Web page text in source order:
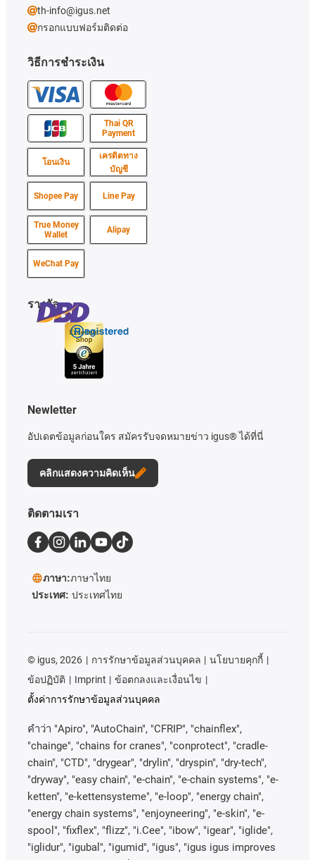
วิธีการชำระเงิน
Thai QR
Payment
โอนเงิน
เครดิตทาง
บัญชี
Shopee Pay Line Pay
True Money
Wallet
Alipay
WeChat Pay
รางวัล
Newletter
อัปเดตข้อมูลก่อนใคร สมัครรับจดหมายข่าว igus® ได้ที่นี่
คลิกแสดงความคิดเห็น
th-info@igus.net
กรอกแบบฟอร์มติดต่อ
ติดตามเรา
ภาษา:ภาษาไทย
ประเทศ: ประเทศไทย
© igus, 2026 การรักษาข้อมูลส่วนบุคคล
นโยบายคุกกี้
ข้อปฏิบัติ
Imprint
ข้อตกลงและเงื่อนไข
ตั้งค่าการรักษาข้อมูลส่วนบุคคล
คําว่า "Apiro", "AutoChain", "CFRIP", "chainflex",
"chainge", "chains for cranes", "conprotect", "cradle-
chain", "CTD", "drygear", "drylin", "dryspin", "dry-tech",
"dryway", "easy chain", "e-chain", "e-chain systems", "e-
ketten", "e-kettensysteme", "e-loop", "energy chain",
"energy chain systems", "enjoyneering", "e-skin", "e-
spool", "fixflex", "flizz", "i.Cee", "ibow", "igear", "iglide",
"iglidur", "igubal", "igumid", "igus", "igus igus improves